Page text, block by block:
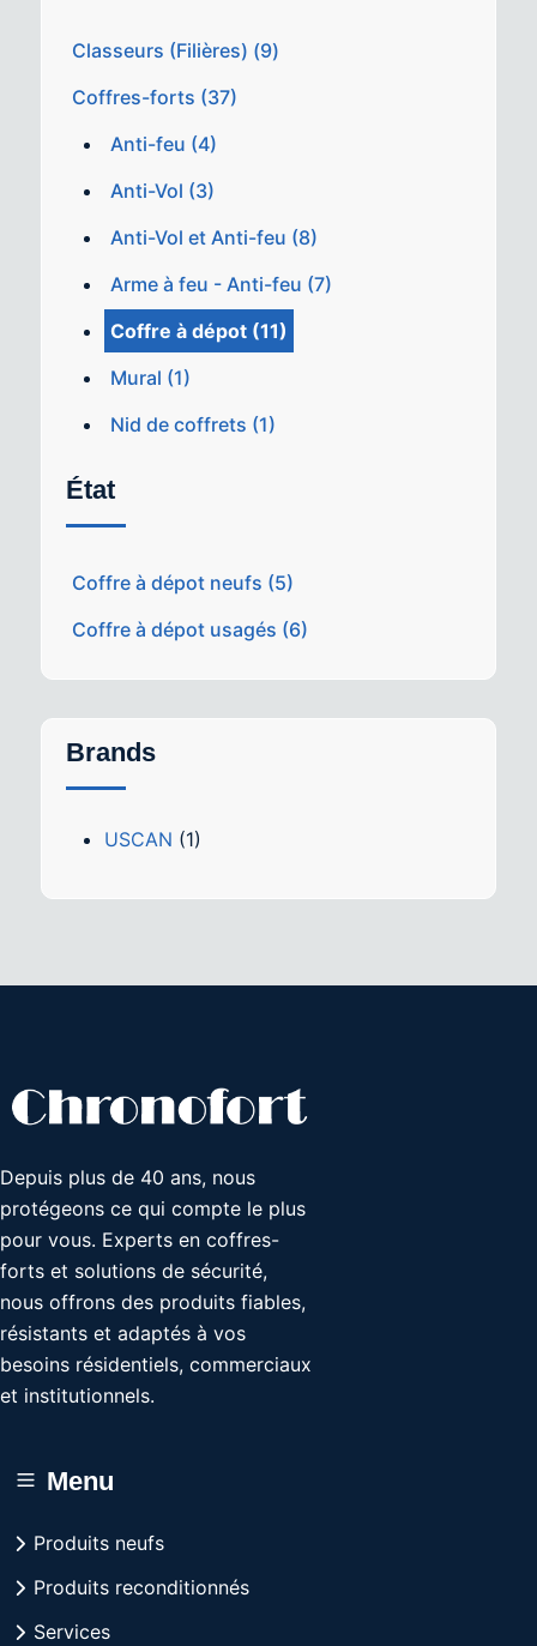
Classeurs (Filières) (9)
Coffres-forts (37)
Anti-feu (4)
Anti-Vol (3)
Anti-Vol et Anti-feu (8)
Arme à feu - Anti-feu (7)
Coffre à dépot (11)
Mural (1)
Nid de coffrets (1)
État
Coffre à dépot neufs (5)
Coffre à dépot usagés (6)
Brands
USCAN (1)
Depuis plus de 40 ans, nous
protégeons ce qui compte le plus
pour vous. Experts en coffres-
forts et solutions de sécurité,
nous offrons des produits fiables,
résistants et adaptés à vos
besoins résidentiels, commerciaux
et institutionnels.
Menu
Produits neufs
Produits reconditionnés
Services